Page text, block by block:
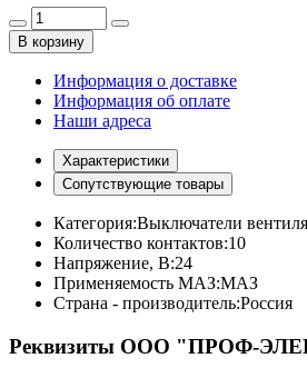
В корзину
Информация о доставке
Информация об оплате
Наши адреса
Характеристики
Сопутствующие товары
Категория:Выключатели
Количество контактов:10
Напряжение, В:24
Применяемость МАЗ:МАЗ
Страна - производитель:Россия
Реквизиты ООО "ПРОФ-